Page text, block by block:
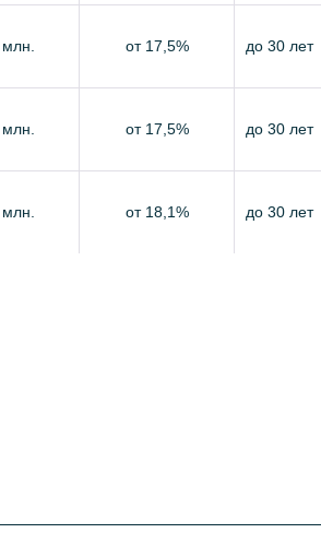
от 17,5% до 30 лет
от 17,5% до 30 лет
от 18,1% до 30 лет